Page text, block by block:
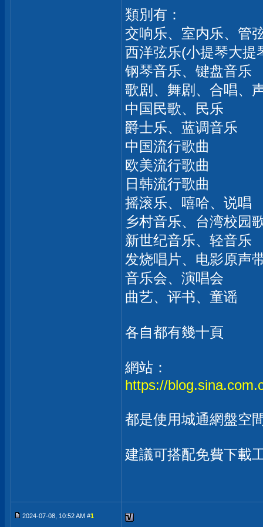
類別有：
交响乐、室内乐、管
西洋弦乐(小提琴大提
钢琴音乐、键盘音乐
歌剧、舞剧、合唱、
中国民歌、民乐
爵士乐、蓝调音乐
中国流行歌曲
欧美流行歌曲
日韩流行歌曲
摇滚乐、嘻哈、说唱
乡村音乐、台湾校园
新世纪音乐、轻音乐
发烧唱片、电影原声
音乐会、演唱会
曲艺、评书、童谣
各自都有幾十頁
網站：
https://
都是使用城通網盤空
建議可搭配免費下載
2024-07-08, 10:52 AM #1